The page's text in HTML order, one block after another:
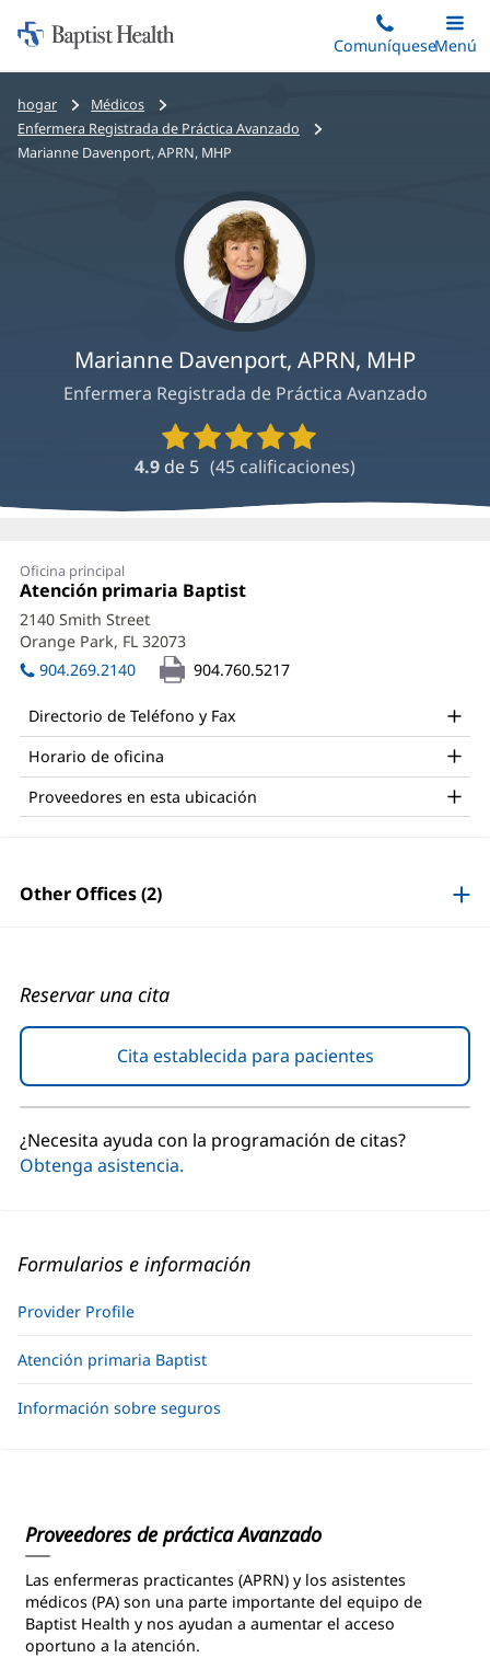
al
principal
Iniciar:
Baptist
Health
ComuníqueseMenú
Bread
crumbs
navigation
hogar
Médicos
Enfermera Registrada de Práctica Avanzado
Marianne Davenport, APRN, MHP
Marianne Davenport, APRN, MHP
Enfermera Registrada de Práctica Avanzado
Calificaciones
y
reseñas
proveedores
4.9 de 5 (45 calificaciones)
Marianne
Davenport,
APRN,
MHP
Office
and
Other
Patient
Information
Oficina principal
Oficina
1:
Atención primaria Baptist
ventana
2140 Smith Street
Orange Park, FL 32073
abre
una
ventana
904.269.2140 904.760.5217
Directorio de Teléfono y Fax
Horario de oficina
Proveedores en esta ubicación
Other Offices (2)
Reservar una cita
Cita establecida para pacientes
abre
en
una
ventana
¿Necesita ayuda con la programación de citas?
Obtenga asistencia.
Formularios e información
Provider Profile
Atención primaria Baptist
Información sobre seguros
Proveedores de práctica Avanzado
Las enfermeras practicantes (APRN) y los asistentes
médicos (PA) son una parte importante del equipo de
Baptist Health y nos ayudan a aumentar el acceso
oportuno a la atención.